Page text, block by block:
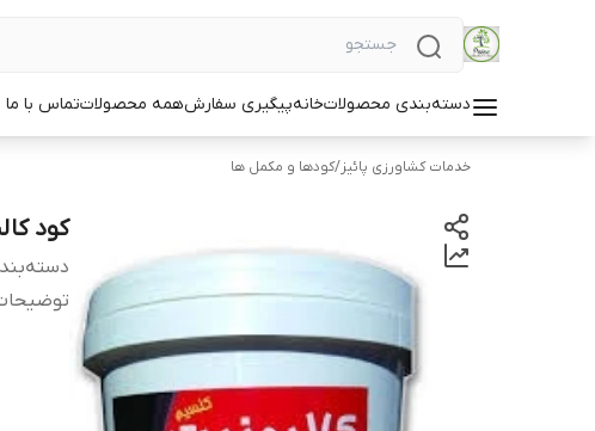
دسته‌بندی محصولاتخانهپیگیری سفارشهمه محصولاتتماس با ما
خدمات کشاورزی پائیز/کودها و مکمل ها
کود